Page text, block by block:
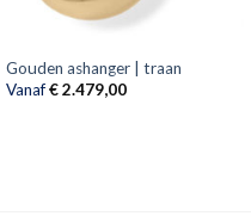
Gouden ashanger | traan
Vanaf€2.479,00